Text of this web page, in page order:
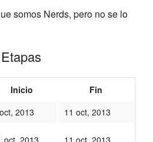
somos Nerds, pero no se lo
Etapas
Inicio
Fin
2013
11 oct, 2013